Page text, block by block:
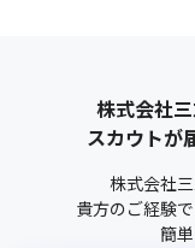
株式会社
スカウトが
株式会社
貴方のご経験
簡